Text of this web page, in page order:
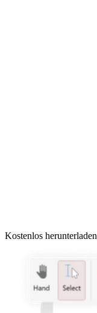
Kostenlos herunterladen